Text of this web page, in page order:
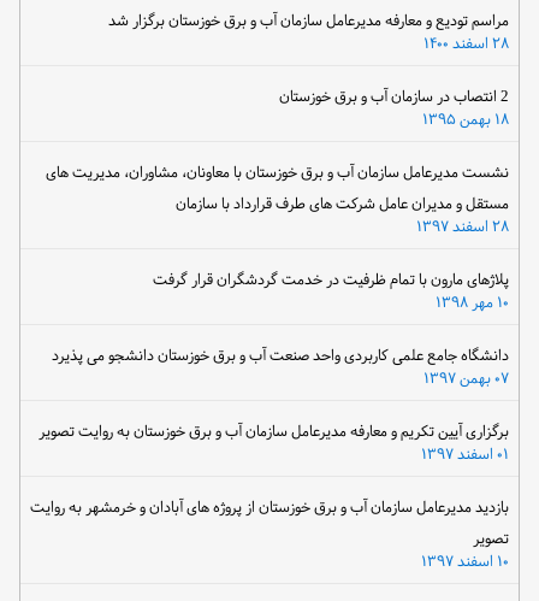
مراسم تودیع و معارفه مدیرعامل سازمان آب و برق خوزستان برگزار شد
۲۸ اسفند ۱۴۰۰
۱۸ بهمن ۱۳۹۵
نشست مدیرعامل سازمان آب و برق خوزستان با معاونان، مشاوران، مدیریت های
مستقل و مدیران عامل شرکت های طرف قرارداد با سازمان
۲۸ اسفند ۱۳۹۷
پلاژهای مارون با تمام ظرفیت در خدمت گردشگران قرار گرفت
دانشگاه جامع علمی کاربردی واحد صنعت آب و برق خوزستان دانشجو می پذیرد
۰۷ بهمن ۱۳۹۷
برگزاری آیین تکریم و معارفه مدیرعامل سازمان آب و برق خوزستان به روایت تصویر
بازدید مدیرعامل سازمان آب و برق خوزستان از پروژه های آبادان و خرمشهر به روایت
تصویر